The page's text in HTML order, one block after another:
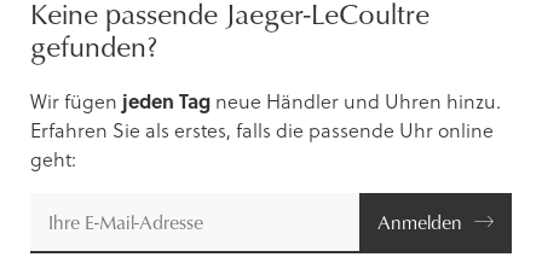
Keine passende Jaeger-LeCoultre
gefunden?
Wir fügen jeden Tag neue Händler und Uhren hinzu.
Erfahren Sie als erstes, falls die passende Uhr online
geht:
Anmelden